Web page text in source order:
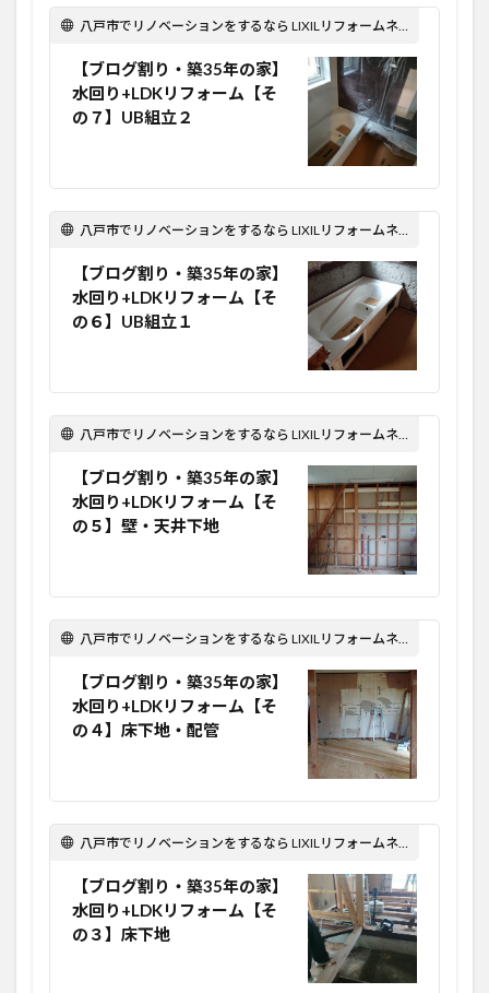
八戸市でリノベーションをするなら LIXILリフォームネット Optima Reform！
【ブログ割り・築35年の家】
水回り+LDKリフォーム【そ
の７】UB組立２
八戸市でリノベーションをするなら LIXILリフォームネット Optima Reform！
【ブログ割り・築35年の家】
水回り+LDKリフォーム【そ
の６】UB組立１
八戸市でリノベーションをするなら LIXILリフォームネット Optima Reform！
【ブログ割り・築35年の家】
水回り+LDKリフォーム【そ
の５】壁・天井下地
八戸市でリノベーションをするなら LIXILリフォームネット Optima Reform！
【ブログ割り・築35年の家】
水回り+LDKリフォーム【そ
の４】床下地・配管
八戸市でリノベーションをするなら LIXILリフォームネット Optima Reform！
【ブログ割り・築35年の家】
水回り+LDKリフォーム【そ
の３】床下地